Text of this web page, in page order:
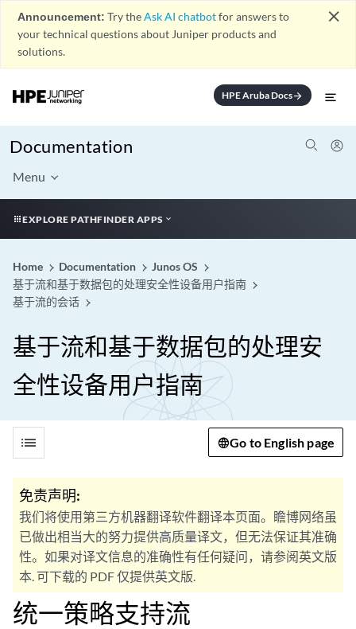
Announcement: Try theAsk AI chatbotfor answers to
your technical questions about Juniper products and
solutions.
close
HPE Aruba Docsarrow_forward
Documentation
Menu
EXPLORE PATHFINDER APPS
Home Documentation
Junos OS
基于流和基于数据包的处理安全性设备用户指南
基于流的会话
基于流和基于数据包的处理安
全性设备用户指南
list Go to English page
免责声明:
我们将使用第三方机器翻译软件翻译本页面。瞻博网络虽
已做出相当大的努力提供高质量译文，但无法保证其准确
性。如果对译文信息的准确性有任何疑问，请参阅英文版
本. 可下载的 PDF 仅提供英文版.
统一策略支持流